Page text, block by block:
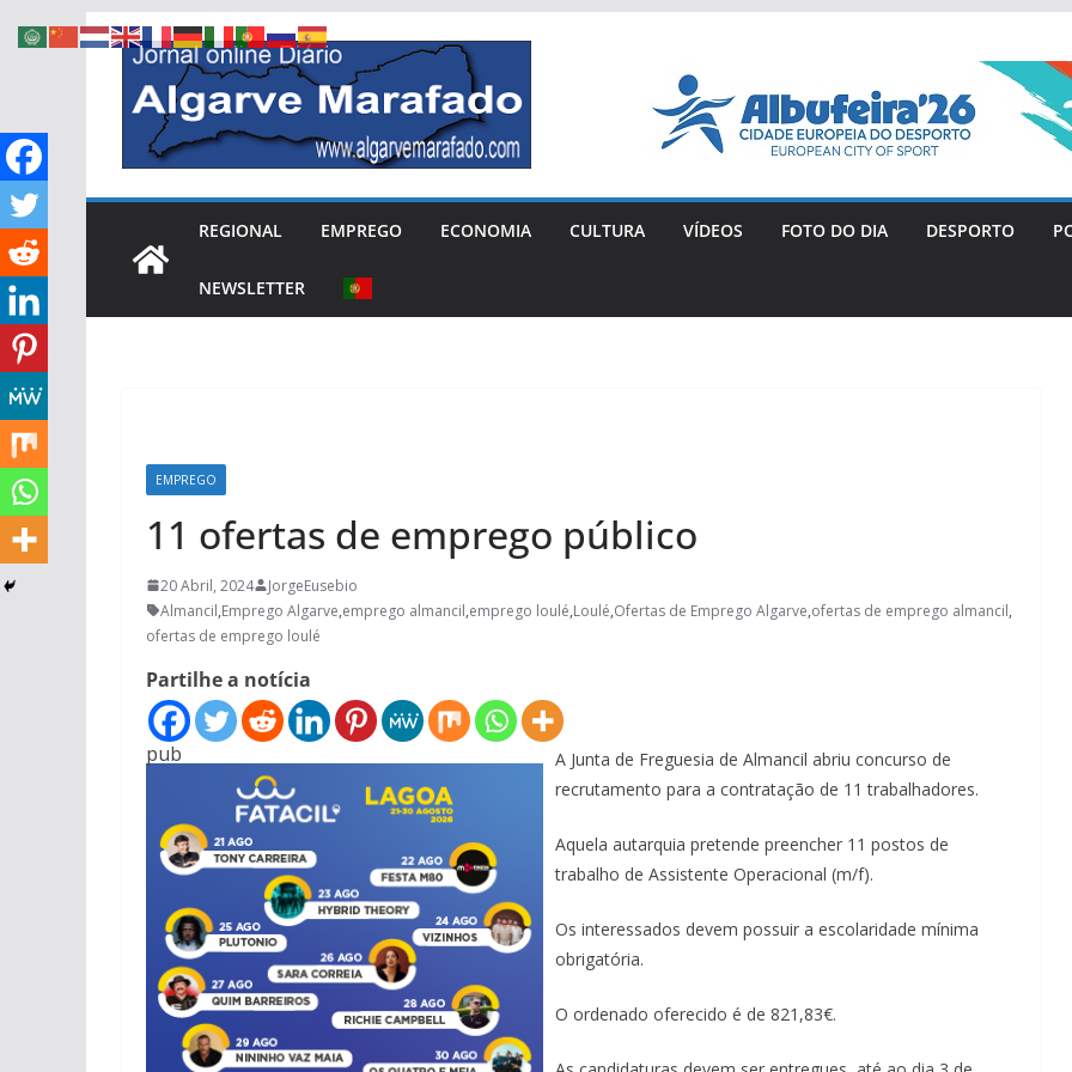
Skip
content
REGIONAL EMPREGO ECONOMIA CULTURA VÍDEOS FOTO DO DIA DESPORTO
NEWSLETTER
EMPREGO
11 ofertas de emprego público
20 Abril, 2024
JorgeEusebio
Almancil,Emprego Algarve,emprego almancil,emprego loulé,Loulé,Ofertas de Emprego Algarve,ofertas de emprego almancil,
ofertas de emprego loulé
Partilhe a notícia
pub
A Junta de Freguesia de Almancil abriu concurso de
recrutamento para a contratação de 11 trabalhadores.
Aquela autarquia pretende preencher 11 postos de
trabalho de Assistente Operacional (m/f).
Os interessados devem possuir a escolaridade mínima
obrigatória.
O ordenado oferecido é de 821,83€.